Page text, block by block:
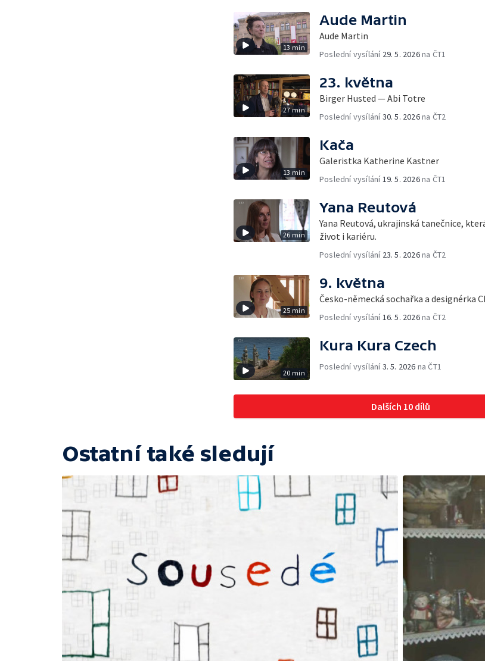
13 min
Aude Martin
Aude Martin
Poslední vysílání 29. 5. 2026na ČT1
27 min
23. května
Birger Husted — Abi Totre
Poslední vysílání30. 5. 2026na ČT2
13 min
Kača
Galeristka Katherine Kastner
Poslední vysílání 19. 5. 2026na ČT1
26 min
Yana Reutová
Yana Reutová, ukrajinská tanečnice,
život i kariéru.
Poslední vysílání 23. 5. 2026na ČT2
25 min
9. května
Česko-německá sochařka a designérka
Poslední vysílání 16. 5. 2026na ČT2
20 min
Kura Kura Czech
Poslední vysílání3. 5. 2026 na ČT1
Dalších 10 dílů
Ostatní také sledují